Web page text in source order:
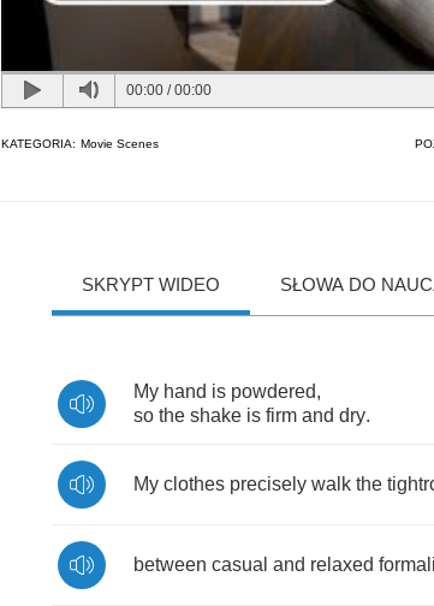
00:00 /00:00
KATEGORIA: Movie Scenes
SKRYPT WIDEO SŁOWA DO
My hand is powdered,
so the shake is firm and dry.
My clothes precisely walk the
between casual and relaxed